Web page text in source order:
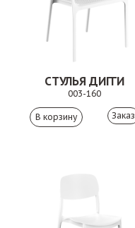
СТУЛЬЯ ДИГГИ
003-160
Заказ